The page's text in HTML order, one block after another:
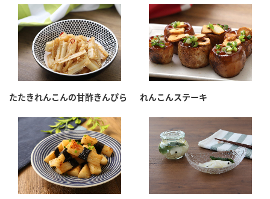
たたきれんこんの甘酢きんぴら れんこんステーキ